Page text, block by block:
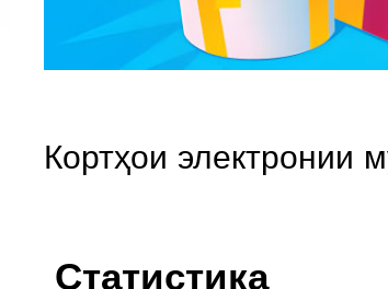
Кортҳои электронии
Статистика